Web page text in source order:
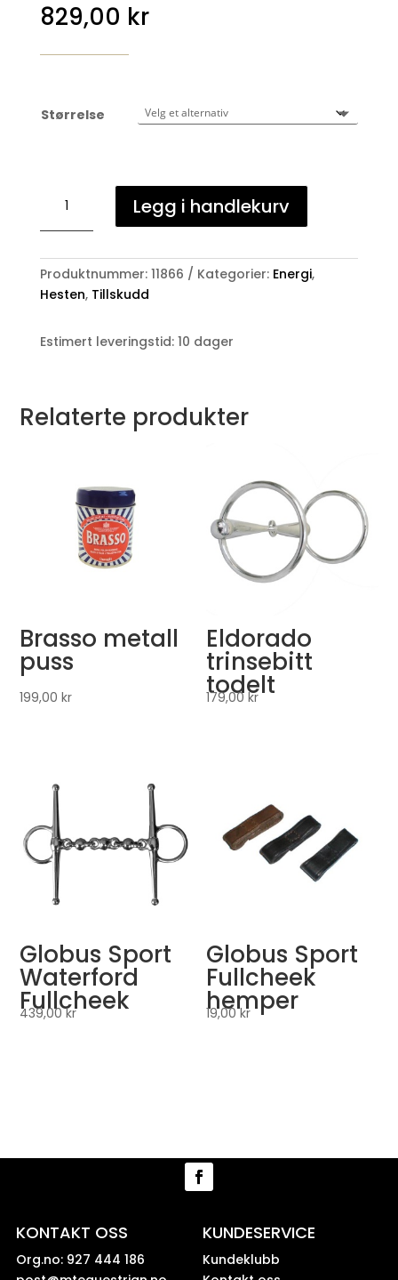
829,00 kr
Størrelse
Hippolyt
Super
10kg
antall
Legg i handlekurv
Produktnummer: 11866 Kategorier: Energi,
Hesten, Tillskudd
Estimert leveringstid: 10 dager
Relaterte produkter
Brasso metall
puss
199,00kr
Eldorado
trinsebitt
todelt
179,00kr
Globus Sport
Waterford
Fullcheek
439,00kr
Globus Sport
Fullcheek
hemper
19,00kr
KONTAKT OSS
Org.no: 927 444 186
KUNDESERVICE
Kundeklubb